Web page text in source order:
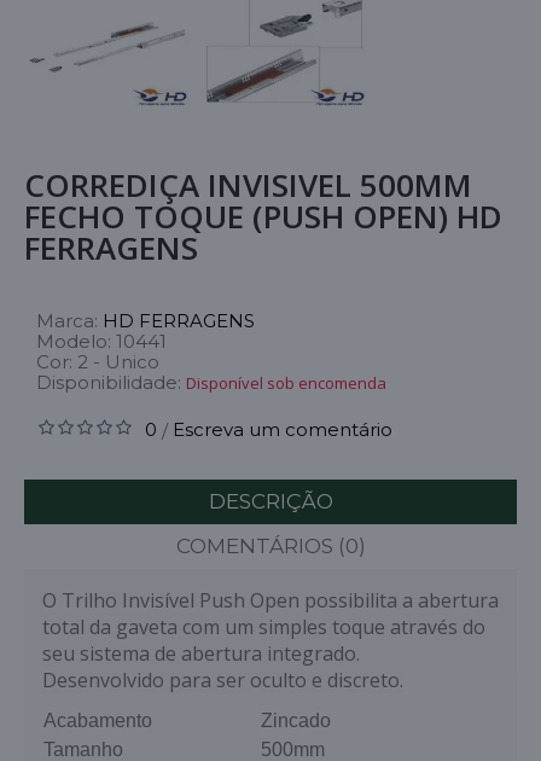
CORREDIÇA INVISIVEL 500MM
FECHO TOQUE (PUSH OPEN) HD
FERRAGENS
Marca: HD FERRAGENS
Modelo: 10441
Cor: 2 - Unico
Disponibilidade: Disponível sob encomenda
0 / Escreva um comentário
DESCRIÇÃO
COMENTÁRIOS (0)
O Trilho Invisível Push Open possibilita a abertura
total da gaveta com um simples toque através do
seu sistema de abertura integrado.
Desenvolvido para ser oculto e discreto.
Acabamento
Zincado
Tamanho
500mm